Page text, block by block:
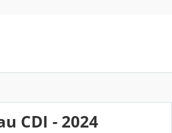
CDI - 2024